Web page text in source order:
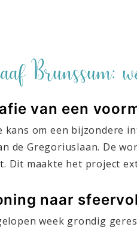
Brunssum:
van een
kans om een
de Gregoriuslaan. De
Dit maakte het project
naar
week grondig